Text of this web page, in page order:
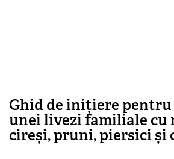
Ghid de inițiere
unei livezi familiale cu
cireși, pruni, piersici și